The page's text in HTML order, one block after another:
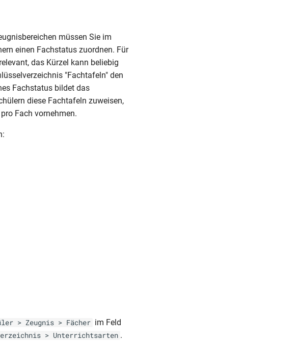
müssen Sie im
einen Fachstatus zuordnen. Für
das Kürzel kann beliebig
"Fachtafeln" den
Fachstatus bildet das
diese Fachtafeln zuweisen,
Fach vornehmen.
> Zeugnis > Fächer im Feld
> Unterrichtsarten .